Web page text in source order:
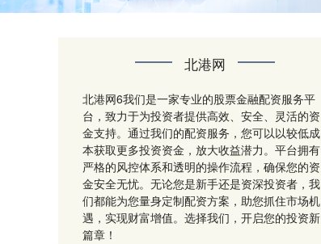
北港网
北港网6我们是一家专业的股票金融配资服务平
台，致力于为投资者提供高效、安全、灵活的资
金支持。通过我们的配资服务，您可以以较低成
本获取更多投资资金，放大收益潜力。平台拥有
严格的风控体系和透明的操作流程，确保您的资
金安全无忧。无论您是新手还是资深投资者，我
们都能为您量身定制配资方案，助您抓住市场机
遇，实现财富增值。选择我们，开启您的投资新
篇章！